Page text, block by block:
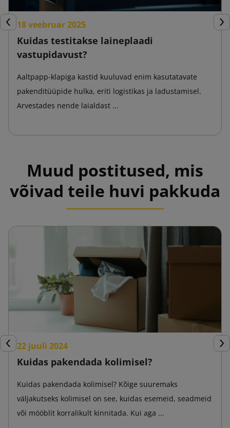
Eelmine
18 veebruar 2025
Kuidas testitakse laineplaadi
vastupidavust?
Aaltpapp-klapiga kastid kuuluvad enim kasutatavate
pakenditüüpide hulka, eriti logistikas ja ladustamisel.
Arvestades nende laialdast ...
Muud postitused, mis
võivad teile huvi pakkuda
Eelmine
22 juuli 2024
Kuidas pakendada kolimisel?
Kuidas pakendada kolimisel? Kõige suuremaks
väljakutseks kolimisel on see, kuidas esemeid, seadmeid
või mööblit korralikult kinnitada. Kui aga ...